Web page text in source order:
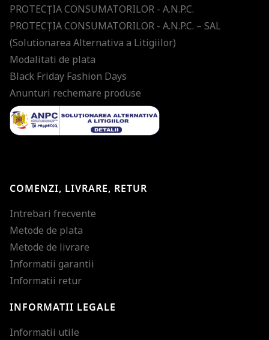
PROTECŢIA CONSUMATORILOR - A.N.P.C.
PROTECŢIA CONSUMATORILOR - A.N.P.C. – SAL
(Solutionarea Alternativa a Litigiilor)
Modalitati de plata
Black Friday Fashion Days
Anunturi rechemare produse
COMENZI, LIVRARE, RETUR
Intrebari frecvente
Metode de plata
Metode de livrare
Informatii garantii
Informatii retur
INFORMATII LEGALE
Informatii utile